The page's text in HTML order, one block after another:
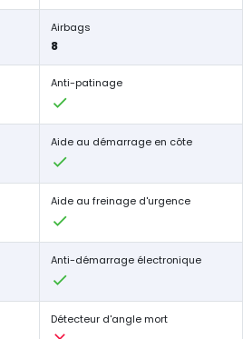
Airbags
8
Anti-patinage
Aide au démarrage en côte
Aide au freinage d'urgence
Anti-démarrage électronique
Détecteur d'angle mort